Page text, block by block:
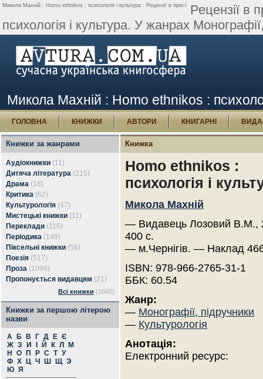
Микола Махній : Homo ethnikos : психологія і культура : Рецензії в пресі. Рецензії в
психологія і культура. У жанрах
Микола Махній : Homo ethnikos :
ГОЛОВНА КНИЖКИ АВТОРИ КНИГАРНІ
Книжки за жанрами
Аудіокнижки (11)
Дитяча література (215)
Драма (18)
Критика (62)
Культурологія (47)
Мистецькі книжки (11)
Переклади (116)
Періодика (149)
Піксельні книжки (56)
Поезія (517)
Проза (1098)
Пропонується видавцям (21)
Всі книжки (1660)
Книжки за першою літерою
назви
А Б В Г Д Е Є
Ж З И Й К Л
М
Н
О П Р С Т У
Ф Х Ц Ч Ш Щ Э
Ю Я
Книжка
Homo ethnikos :
психологія і
Микола Махній
— Видавець Лозовий В.М.,
400 с.
— м.Чернігів. — Наклад
ISBN: 978-966-2765-31-1
ББК: 60.54
Жанр:
— Монографії, підручники
— Культурологія
Анотація:
Електронний ресурс: